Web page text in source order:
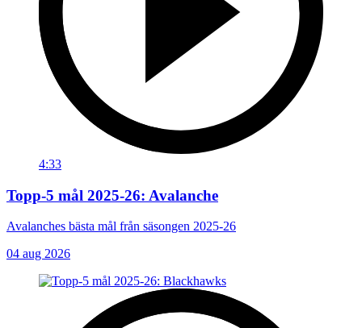
4:33
Topp-5 mål 2025-26: Avalanche
Avalanches bästa mål från säsongen 2025-26
04 aug 2026